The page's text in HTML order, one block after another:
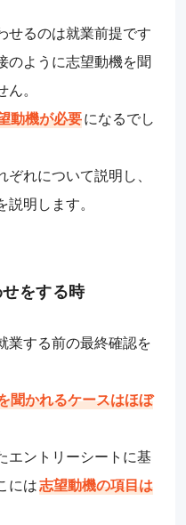
せるのは就業前提です
のように志望動機を聞
。
動機が必要になるでし
れについて説明し、
明します。
をする時
業する前の最終確認を
聞かれるケースはほぼ
エントリーシートに基
には志望動機の項目は